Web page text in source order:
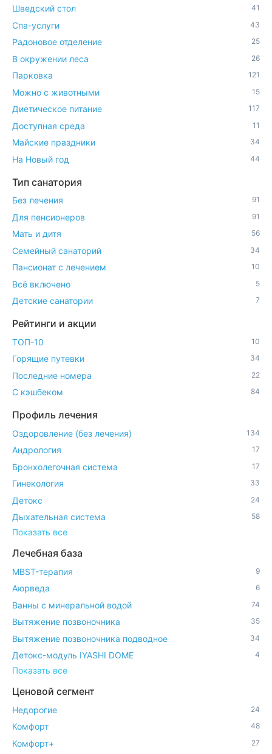
Шведский стол 41
Спа-услуги 43
Радоновое отделение 25
В окружении леса 26
Парковка 121
Можно с животными 15
Диетическое питание 117
Доступная среда 11
Майские праздники 34
На Новый год 44
Тип санатория
Без лечения 91
Для пенсионеров 91
Мать и дитя 56
Семейный санаторий 34
Пансионат с лечением 10
Всё включено 5
Детские санатории 7
Рейтинги и акции
ТОП-10 10
Горящие путевки 34
Последние номера 22
С кэшбеком 84
Профиль лечения
Оздоровление (без лечения) 134
Андрология 17
Бронхолегочная система 17
Гинекология 33
Детокс 24
Дыхательная система 58
Показать все
Лечебная база
MBST-терапия 9
Аюрведа 6
Ванны с минеральной водой 74
Вытяжение позвоночника 35
Вытяжение позвоночника подводное 34
Детокс-модуль IYASHI DOME 4
Показать все
Ценовой сегмент
Недорогие 24
Комфорт 48
Комфорт+ 27